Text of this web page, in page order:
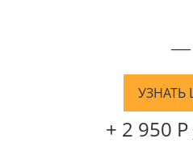
—
УЗНАТЬ
+ 2 950 Р